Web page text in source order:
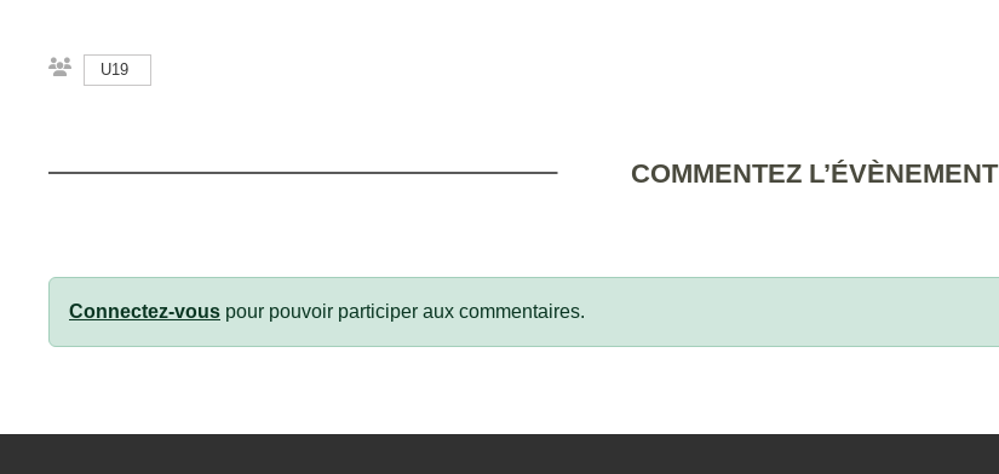
U19
COMMENTEZ L’ÉVÈNEMENT
Connectez-vous pour pouvoir participer aux commentaires.